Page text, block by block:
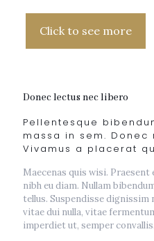
Click to see more
Donec lectus nec libero
Pellentesque
massa in sem. Donec
Vivamus a placerat
Maecenas quis wisi.
nibh eu diam. Nullam
tellus. Suspendisse dignissim
vitae dui nulla, vitae
imperdiet ut, semper convallis.